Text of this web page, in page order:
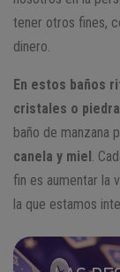
tener otros fines,
dinero.
En estos baños
cristales o
baño de manzana
canela y miel.
fin es aumentar la
la que estamos